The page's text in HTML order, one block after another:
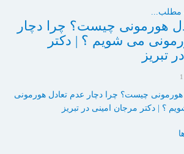
مطلب...
هورمونی چیست؟ چرا دچار
می شویم ؟ | دکتر
تبریز